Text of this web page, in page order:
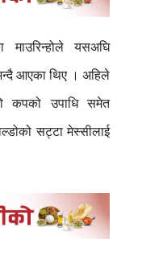
यसअघि
आएका थिए । अहिले
कपको उपाधि समेत
सट्टा मेस्सीलाई